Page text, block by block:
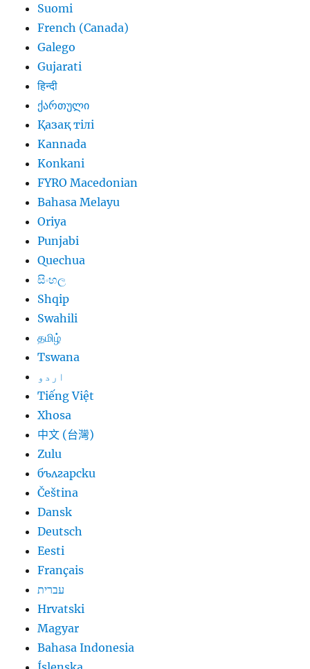
Suomi
French (Canada)
Galego
Gujarati
हिन्दी
ქართული
Қазақ тілі
Kannada
Konkani
FYRO Macedonian
Bahasa Melayu
Oriya
Punjabi
Quechua
සිංහල
Shqip
Swahili
தமிழ்
Tswana
اردو
Tiếng Việt
Xhosa
中文 (台灣)
Zulu
български
Čeština
Dansk
Deutsch
Eesti
Français
עברית
Hrvatski
Magyar
Bahasa Indonesia